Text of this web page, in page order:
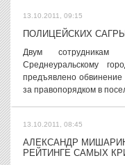
13.10.2011, 09:15
ПОЛИЦЕЙСКИХ
Двум
Среднеуральскому
предъявлено
за правопорядком в
13.10.2011, 08:45
АЛЕКСАНДР
РЕЙТИНГЕ САМЫХ